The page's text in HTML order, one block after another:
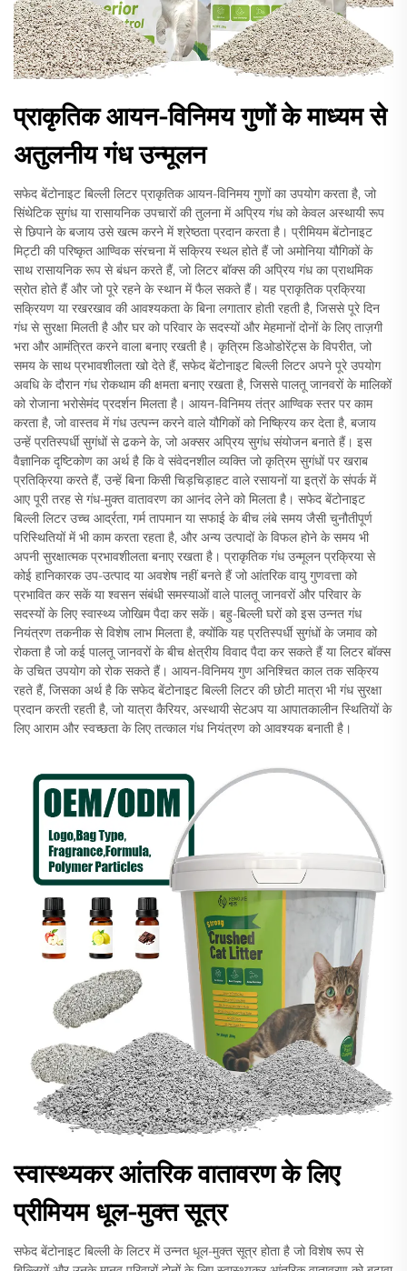
प्राकृतिक आयन-विनिमय गुणों के माध्यम से
अतुलनीय गंध उन्मूलन
सफेद बेंटोनाइट बिल्ली लिटर प्राकृतिक आयन-विनिमय गुणों का उपयोग करता है, जो
सिंथेटिक सुगंध या रासायनिक उपचारों की तुलना में अप्रिय गंध को केवल अस्थायी रूप
से छिपाने के बजाय उसे खत्म करने में श्रेष्ठता प्रदान करता है। प्रीमियम बेंटोनाइट
मिट्टी की परिष्कृत आण्विक संरचना में सक्रिय स्थल होते हैं जो अमोनिया यौगिकों के
साथ रासायनिक रूप से बंधन करते हैं, जो लिटर बॉक्स की अप्रिय गंध का प्राथमिक
स्रोत होते हैं और जो पूरे रहने के स्थान में फैल सकते हैं। यह प्राकृतिक प्रक्रिया
सक्रियण या रखरखाव की आवश्यकता के बिना लगातार होती रहती है, जिससे पूरे दिन
गंध से सुरक्षा मिलती है और घर को परिवार के सदस्यों और मेहमानों दोनों के लिए ताज़गी
भरा और आमंत्रित करने वाला बनाए रखती है। कृत्रिम डिओडोरेंट्स के विपरीत, जो
समय के साथ प्रभावशीलता खो देते हैं, सफेद बेंटोनाइट बिल्ली लिटर अपने पूरे उपयोग
अवधि के दौरान गंध रोकथाम की क्षमता बनाए रखता है, जिससे पालतू जानवरों के मालिकों
को रोजाना भरोसेमंद प्रदर्शन मिलता है। आयन-विनिमय तंत्र आण्विक स्तर पर काम
करता है, जो वास्तव में गंध उत्पन्न करने वाले यौगिकों को निष्क्रिय कर देता है, बजाय
उन्हें प्रतिस्पर्धी सुगंधों से ढकने के, जो अक्सर अप्रिय सुगंध संयोजन बनाते हैं। इस
वैज्ञानिक दृष्टिकोण का अर्थ है कि वे संवेदनशील व्यक्ति जो कृत्रिम सुगंधों पर खराब
प्रतिक्रिया करते हैं, उन्हें बिना किसी चिड़चिड़ाहट वाले रसायनों या इत्रों के संपर्क में
आए पूरी तरह से गंध-मुक्त वातावरण का आनंद लेने को मिलता है। सफेद बेंटोनाइट
बिल्ली लिटर उच्च आर्द्रता, गर्म तापमान या सफाई के बीच लंबे समय जैसी चुनौतीपूर्ण
परिस्थितियों में भी काम करता रहता है, और अन्य उत्पादों के विफल होने के समय भी
अपनी सुरक्षात्मक प्रभावशीलता बनाए रखता है। प्राकृतिक गंध उन्मूलन प्रक्रिया से
कोई हानिकारक उप-उत्पाद या अवशेष नहीं बनते हैं जो आंतरिक वायु गुणवत्ता को
प्रभावित कर सकें या श्वसन संबंधी समस्याओं वाले पालतू जानवरों और परिवार के
सदस्यों के लिए स्वास्थ्य जोखिम पैदा कर सकें। बहु-बिल्ली घरों को इस उन्नत गंध
नियंत्रण तकनीक से विशेष लाभ मिलता है, क्योंकि यह प्रतिस्पर्धी सुगंधों के जमाव को
रोकता है जो कई पालतू जानवरों के बीच क्षेत्रीय विवाद पैदा कर सकते हैं या लिटर बॉक्स
के उचित उपयोग को रोक सकते हैं। आयन-विनिमय गुण अनिश्चित काल तक सक्रिय
रहते हैं, जिसका अर्थ है कि सफेद बेंटोनाइट बिल्ली लिटर की छोटी मात्रा भी गंध सुरक्षा
प्रदान करती रहती है, जो यात्रा कैरियर, अस्थायी सेटअप या आपातकालीन स्थितियों के
लिए आराम और स्वच्छता के लिए तत्काल गंध नियंत्रण को आवश्यक बनाती है।
स्वास्थ्यकर आंतरिक वातावरण के लिए
प्रीमियम धूल-मुक्त सूत्र
सफेद बेंटोनाइट बिल्ली के लिटर में उन्नत धूल-मुक्त सूत्र होता है जो विशेष रूप से